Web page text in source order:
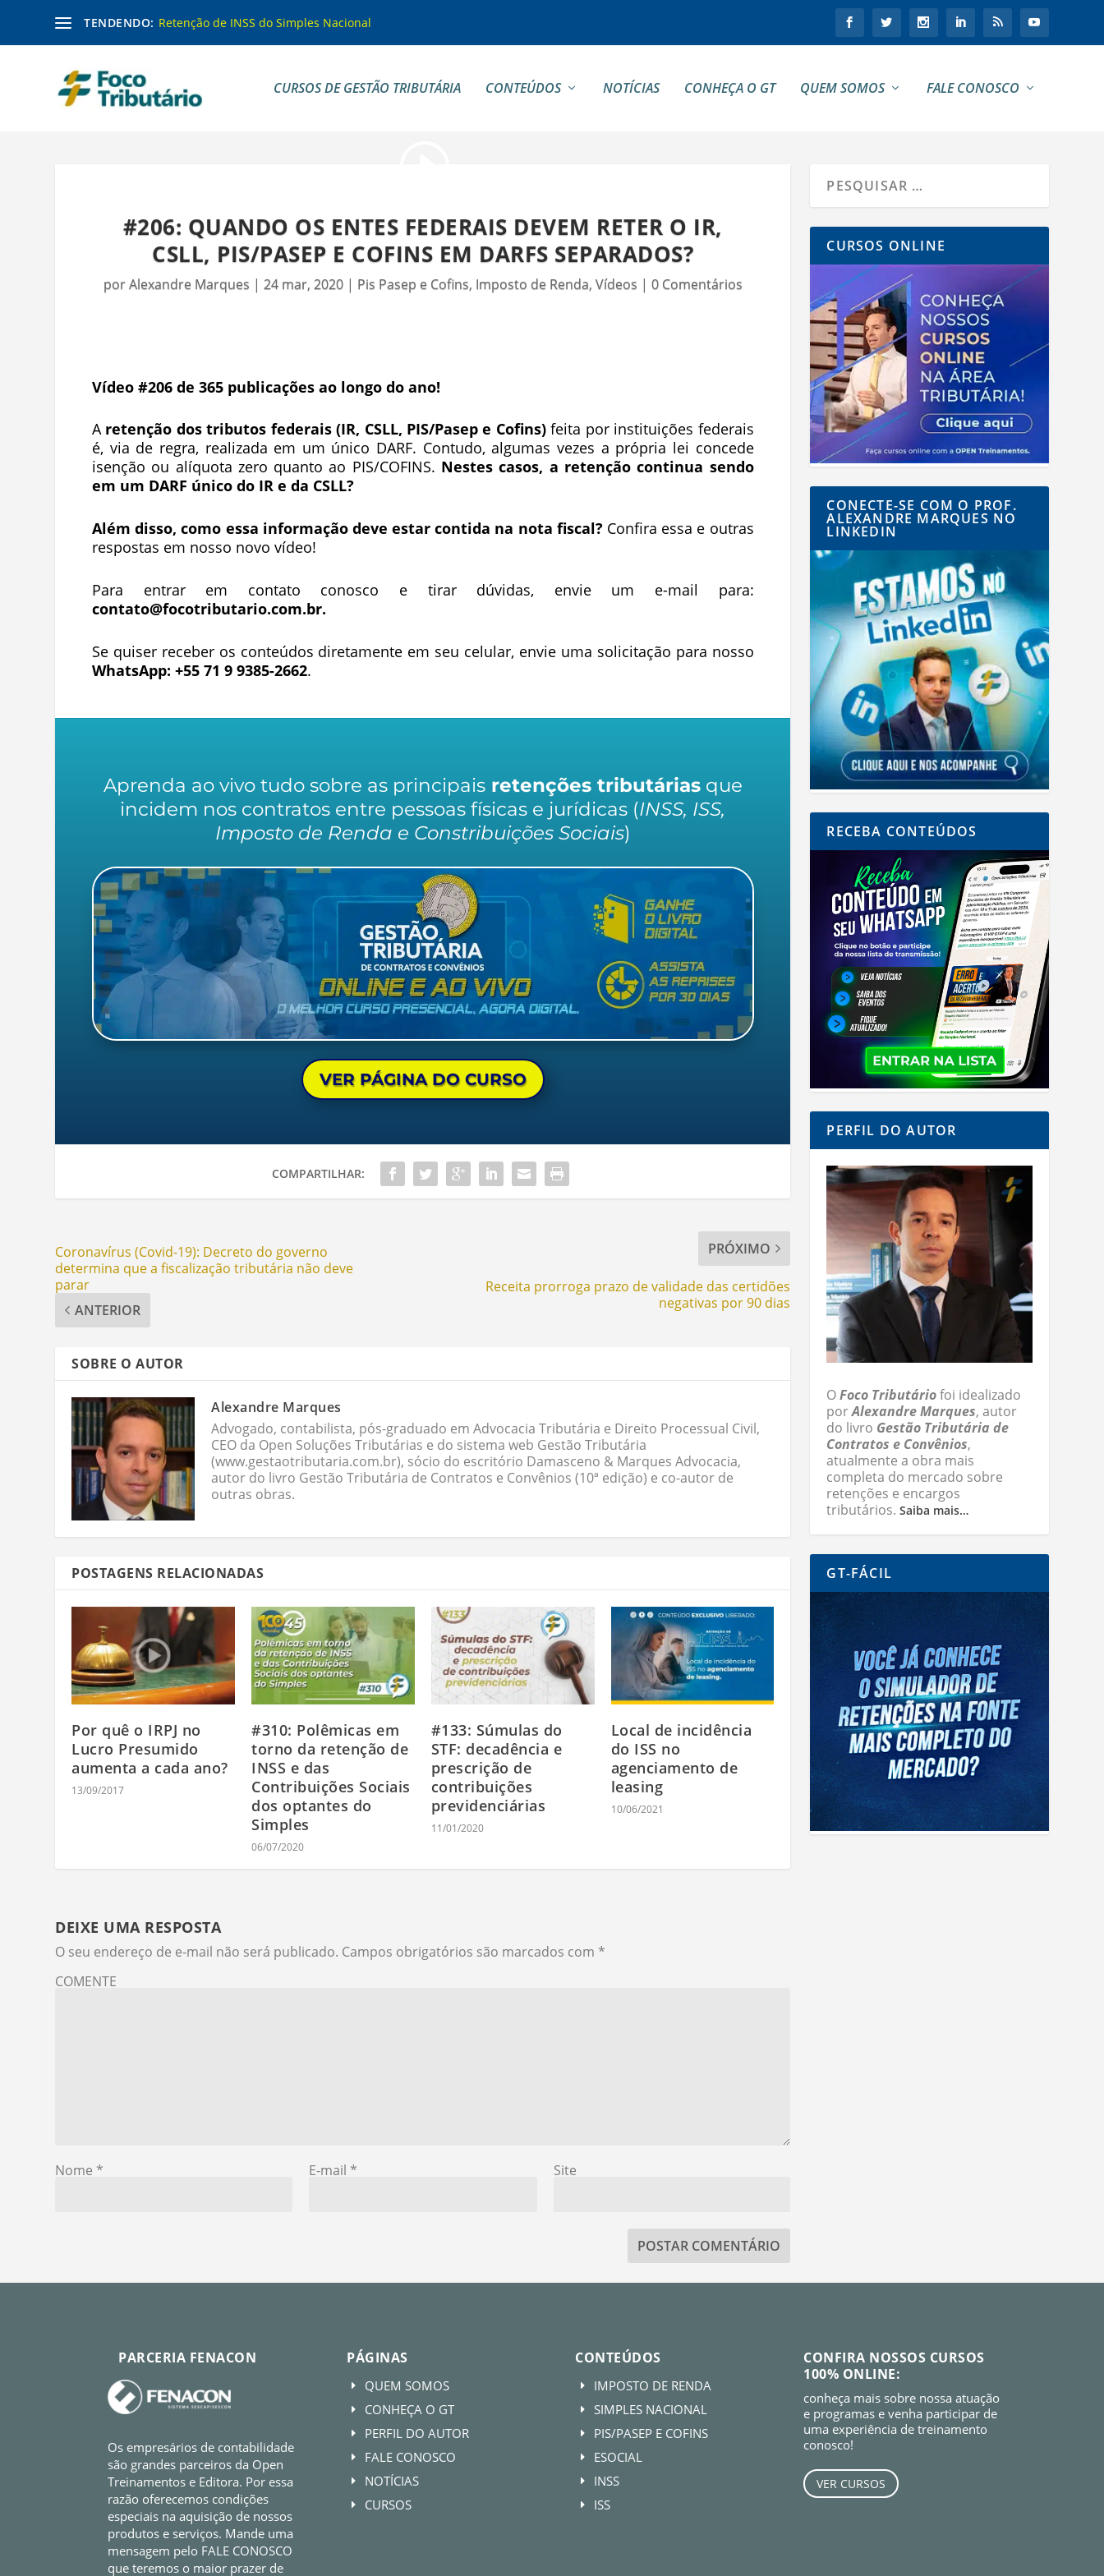
TENDENDO: Retenção de INSS do Simples Nacional
CURSOS DE GESTÃO TRIBUTÁRIA CONTEÚDOS NOTÍCIAS CONHEÇA O GT QUEM SOMOS FALE CONOSCO
#206: QUANDO OS ENTES FEDERAIS DEVEM RETER O IR,
CSLL, PIS/PASEP E COFINS EM DARFS SEPARADOS?
porAlexandre Marques | 24 mar, 2020| Pis Pasep e Cofins, Imposto de Renda, Vídeos | 0 Comentários
Vídeo #206 de 365 publicações ao longo do ano!
A retenção dos tributos federais (IR, CSLL, PIS/Pasep e Cofins)feita por instituições federais
é, via de regra, realizada em um único DARF. Contudo, algumas vezes a própria lei concede
isenção ou alíquota zero quanto ao PIS/COFINS. Nestes casos, a retenção continua sendo
em um DARF único do IR e da CSLL?
Além disso, como essa informação deve estar contida na nota fiscal?Confira essa e outras
respostas em nosso novo vídeo!
Para entrar em contato conosco e tirar dúvidas, envie um e-mail para:
contato@focotributario.com.br.
Se quiser receber os conteúdos diretamente em seu celular, envie uma solicitação para nosso
WhatsApp: +55 71 9 9385-2662.
Aprenda ao vivo tudo sobre as principaisretenções tributáriasque
incidem nos contratos entre pessoas físicas e jurídicas (INSS, ISS,
Imposto de Renda e Constribuições Sociais)
VER PÁGINA DO CURSO
COMPARTILHAR:
Coronavírus (Covid-19): Decreto do governo
determina que a fiscalização tributária não deve
parar
ANTERIOR
PRÓXIMO
Receita prorroga prazo de validade das certidões
negativas por 90 dias
SOBRE O AUTOR
Alexandre Marques
Advogado, contabilista, pós-graduado em Advocacia Tributária e Direito Processual Civil,
CEO da Open Soluções Tributárias e do sistema web Gestão Tributária
(www.gestaotributaria.com.br), sócio do escritório Damasceno & Marques Advocacia,
autor do livro Gestão Tributária de Contratos e Convênios (10ª edição) e co-autor de
outras obras.
POSTAGENS RELACIONADAS
Por quê o IRPJ no
Lucro Presumido
aumenta a cada ano?
13/09/2017
#310: Polêmicas em
torno da retenção de
INSS e das
Contribuições Sociais
dos optantes do
Simples
06/07/2020
#133: Súmulas do
STF: decadência e
prescrição de
contribuições
previdenciárias
11/01/2020
Local de incidência
do ISS no
agenciamento de
leasing
10/06/2021
DEIXE UMA RESPOSTA
O seu endereço de e-mail não será publicado. Campos obrigatórios são marcados com *
COMENTE
Nome * E-mail * Site
CURSOS ONLINE
CONECTE-SE COM O PROF.
ALEXANDRE MARQUES NO
LINKEDIN
RECEBA CONTEÚDOS
PERFIL DO AUTOR
OFoco Tributáriofoi idealizado
porAlexandre Marques, autor
do livro Gestão Tributária de
Contratos e Convênios,
atualmente a obra mais
completa do mercado sobre
retenções e encargos
tributários.Saiba mais…
GT-FÁCIL
PARCERIA FENACON
Os empresários de contabilidade
são grandes parceiros da Open
Treinamentos e Editora. Por essa
razão oferecemos condições
especiais na aquisição de nossos
produtos e serviços. Mande uma
mensagem pelo FALE CONOSCO
que teremos o maior prazer de
PÁGINAS
E QUEM SOMOS
E CONHEÇA O GT
E PERFIL DO AUTOR
E FALE CONOSCO
E NOTÍCIAS
E CURSOS
CONTEÚDOS
E IMPOSTO DE RENDA
E SIMPLES NACIONAL
E PIS/PASEP E COFINS
E ESOCIAL
E INSS
E ISS
CONFIRA NOSSOS CURSOS
100% ONLINE:
conheça mais sobre nossa atuação
e programas e venha participar de
uma experiência de treinamento
conosco!
VER CURSOS